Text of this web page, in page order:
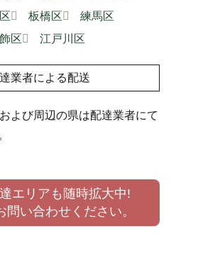
板橋区
練馬区
区 江戸川区
業者による配送
よび周辺の県は配達業者にて
エリアも随時拡大中!
問い合わせください。